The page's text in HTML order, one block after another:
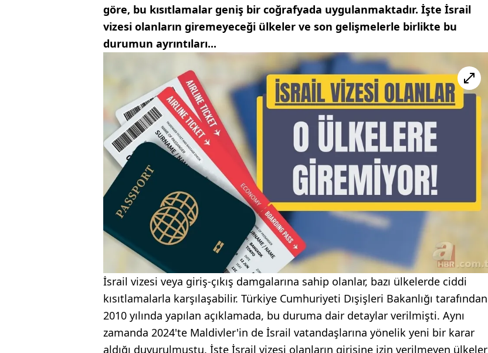
göre, bu kısıtlamalar geniş bir coğrafyada uygulanmaktadır. İşte İsrail
vizesi olanların giremeyeceği ülkeler ve son gelişmelerle birlikte bu
durumun ayrıntıları...
İsrail vizesi veya giriş-çıkış damgalarına sahip olanlar, bazı ülkelerde ciddi
kısıtlamalarla karşılaşabilir. Türkiye Cumhuriyeti Dışişleri Bakanlığı tarafından
2010 yılında yapılan açıklamada, bu duruma dair detaylar verilmişti. Aynı
zamanda 2024'te Maldivler'in de İsrail vatandaşlarına yönelik yeni bir karar
aldığı duyurulmuştu. İşte İsrail vizesi olanların girişine izin verilmeyen ülkeler